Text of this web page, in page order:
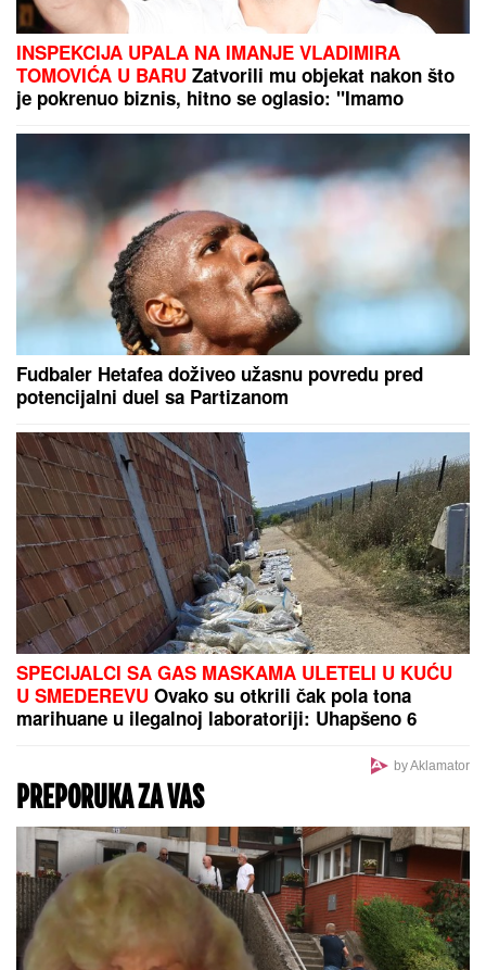
INSPEKCIJA UPALA NA IMANJE VLADIMIRA
TOMOVIĆA U BARU Zatvorili mu objekat nakon što
je pokrenuo biznis, hitno se oglasio: "Imamo
Fudbaler Hetafea doživeo užasnu povredu pred
potencijalni duel sa Partizanom
SPECIJALCI SA GAS MASKAMA ULETELI U KUĆU
U SMEDEREVU Ovako su otkrili čak pola tona
marihuane u ilegalnoj laboratoriji: Uhapšeno 6
by Aklamator
PREPORUKA ZA VAS